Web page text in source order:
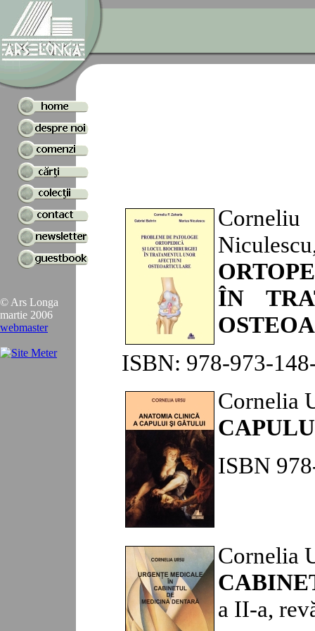
© Ars Longa
martie 2006
webmaster
ÎN
ISBN: 978-973-
Cornelia
ISBN
Cornelia
a II-a,